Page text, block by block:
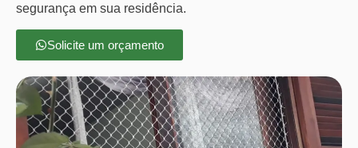
segurança em sua residência.
Solicite um orçamento